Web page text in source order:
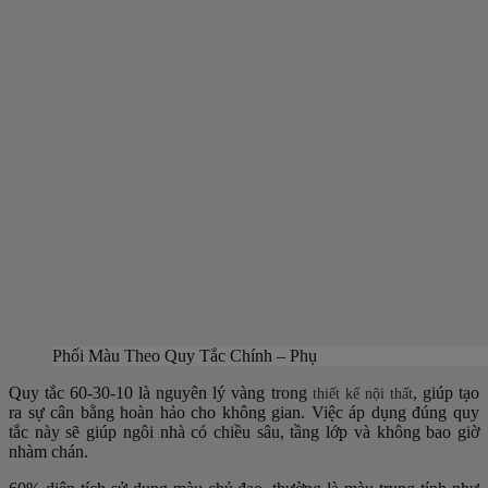
Phối Màu Theo Quy Tắc Chính – Phụ
Quy tắc 60-30-10 là nguyên lý vàng trong thiết kế nội thất, giúp tạo
ra sự cân bằng hoàn hảo cho không gian. Việc áp dụng đúng quy
tắc này sẽ giúp ngôi nhà có chiều sâu, tầng lớp và không bao giờ
nhàm chán.